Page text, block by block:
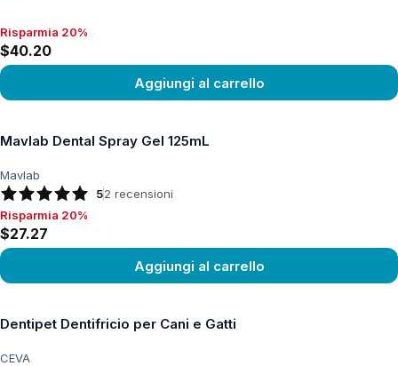
Risparmia 20%, $40.20
Risparmia 20%
$40.20
Aggiungi al carrello
Mavlab Dental Spray Gel 125mL
Mavlab
52 recensioni
Risparmia 20%, $27.27
Risparmia 20%
$27.27
Aggiungi al carrello
Dentipet Dentifricio per Cani e Gatti
CEVA